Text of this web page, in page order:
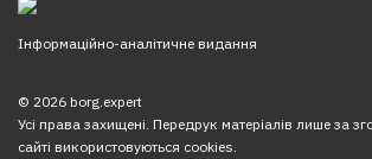
Інформаційно-аналітичне видання
© 2026 borg.expert
Усі права захищені. Передрук матеріалів лише за
сайті використовуються cookies.